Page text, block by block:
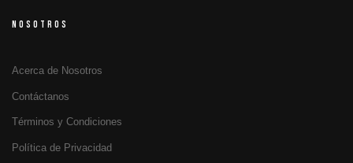
NOSOTROS
Acerca de Nosotros
Contáctanos
Términos y Condiciones
Política de Privacidad